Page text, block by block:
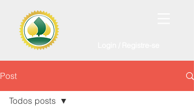
Post
Todos posts